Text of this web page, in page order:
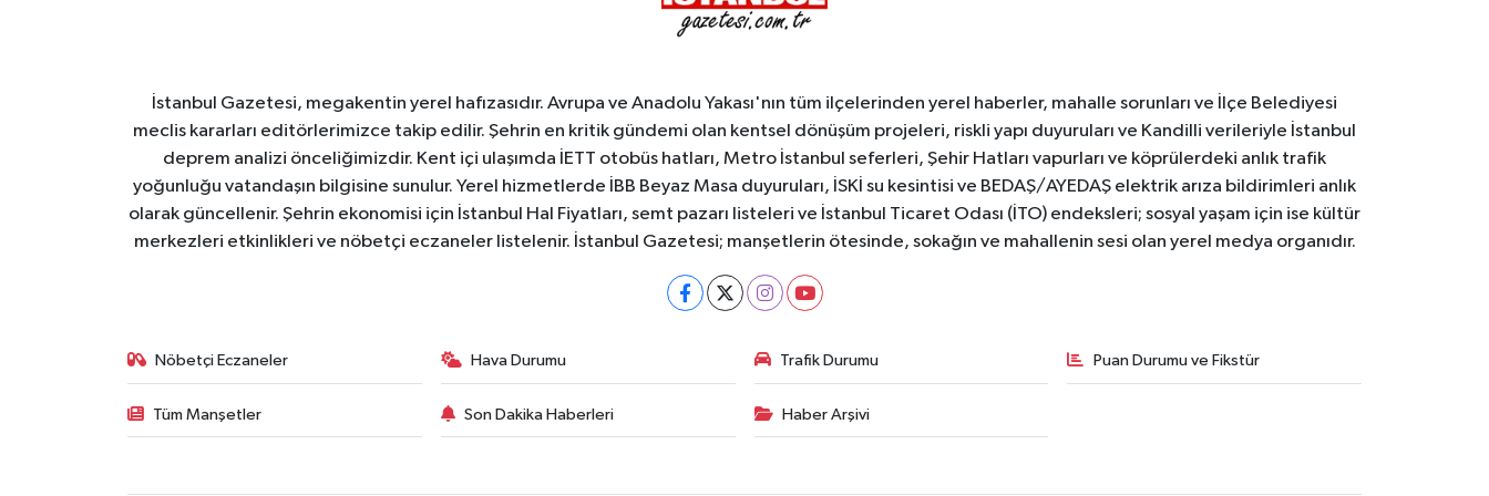
İstanbul Gazetesi, megakentin yerel hafızasıdır. Avrupa ve Anadolu Yakası'nın tüm ilçelerinden yerel haberler, mahalle sorunları ve İlçe Belediyesi
meclis kararları editörlerimizce takip edilir. Şehrin en kritik gündemi olan kentsel dönüşüm projeleri, riskli yapı duyuruları ve Kandilli verileriyle İstanbul
deprem analizi önceliğimizdir. Kent içi ulaşımda İETT otobüs hatları, Metro İstanbul seferleri, Şehir Hatları vapurları ve köprülerdeki anlık trafik
yoğunluğu vatandaşın bilgisine sunulur. Yerel hizmetlerde İBB Beyaz Masa duyuruları, İSKİ su kesintisi ve BEDAŞ/AYEDAŞ elektrik arıza bildirimleri anlık
olarak güncellenir. Şehrin ekonomisi için İstanbul Hal Fiyatları, semt pazarı listeleri ve İstanbul Ticaret Odası (İTO) endeksleri; sosyal yaşam için ise kültür
merkezleri etkinlikleri ve nöbetçi eczaneler listelenir. İstanbul Gazetesi; manşetlerin ötesinde, sokağın ve mahallenin sesi olan yerel medya organıdır.
Nöbetçi Eczaneler Hava Durumu Trafik Durumu Puan Durumu ve Fikstür
Tüm Manşetler Son Dakika Haberleri Haber Arşivi